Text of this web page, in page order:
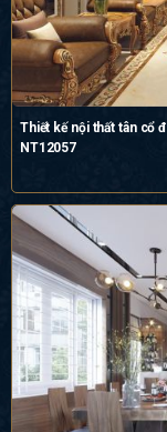
Thiết kế nội thất tân cổ
NT12057